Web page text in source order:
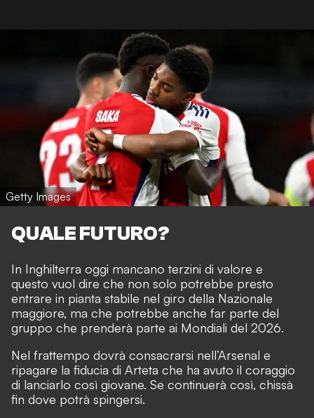
Getty Images
QUALE FUTURO?
In Inghilterra oggi mancano terzini di valore e
questo vuol dire che non solo potrebbe presto
entrare in pianta stabile nel giro della Nazionale
maggiore, ma che potrebbe anche far parte del
gruppo che prenderà parte ai Mondiali del 2026.
Nel frattempo dovrà consacrarsi nell’Arsenal e
ripagare la fiducia di Arteta che ha avuto il coraggio
di lanciarlo così giovane. Se continuerà così, chissà
fin dove potrà spingersi.